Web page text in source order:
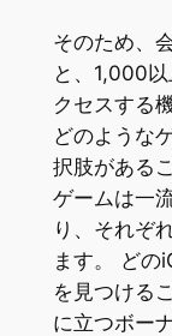
そのため、
と、1,000
クセスする
どのような
択肢がある
ゲームは一
り、それぞ
ます。 どの
を見つける
に立つボー